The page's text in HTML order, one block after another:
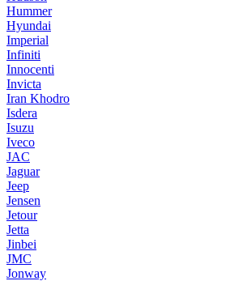
Hummer
Hyundai
Imperial
Infiniti
Innocenti
Invicta
Iran Khodro
Isdera
Isuzu
Iveco
JAC
Jaguar
Jeep
Jensen
Jetour
Jetta
Jinbei
JMC
Jonway